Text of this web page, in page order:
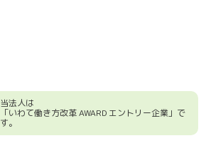
当法人は
「いわて働き方改革 AWARD エントリー企業」で
す。